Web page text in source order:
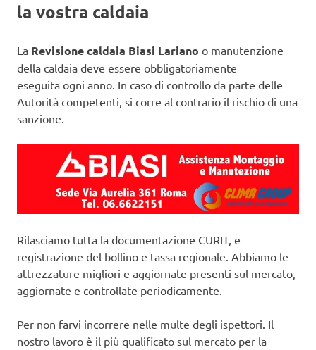
la vostra caldaia
La Revisione caldaia Biasi Lariano o manutenzione
della caldaia deve essere obbligatoriamente
eseguita ogni anno. In caso di controllo da parte delle
Autorità competenti, si corre al contrario il rischio di una
sanzione.
Rilasciamo tutta la documentazione CURIT, e
registrazione del bollino e tassa regionale. Abbiamo le
attrezzature migliori e aggiornate presenti sul mercato,
aggiornate e controllate periodicamente.
Per non farvi incorrere nelle multe degli ispettori. Il
nostro lavoro è il più qualificato sul mercato per la